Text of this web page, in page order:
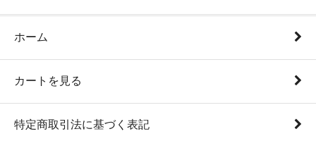
ホーム
カートを見る
特定商取引法に基づく表記